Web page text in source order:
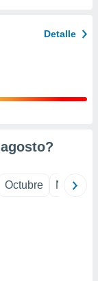
Detalle
agosto?
Octubre